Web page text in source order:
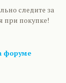
следите за
при покупке!
форуме